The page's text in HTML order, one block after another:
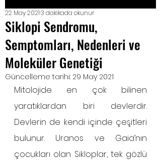
Siklopi Sendromu,
Semptomları, Nedenleri ve
Moleküler Genetiği
22 May 20213 dakikada okunur
Güncelleme tarihi: 29 May 2021
Mitolojide en çok bilinen
yaratıklardan biri devlerdir.
Devlerin de kendi içinde çeşitleri
bulunur. Uranos ve Gaia’nın
çocukları olan Sikloplar, tek gözlü